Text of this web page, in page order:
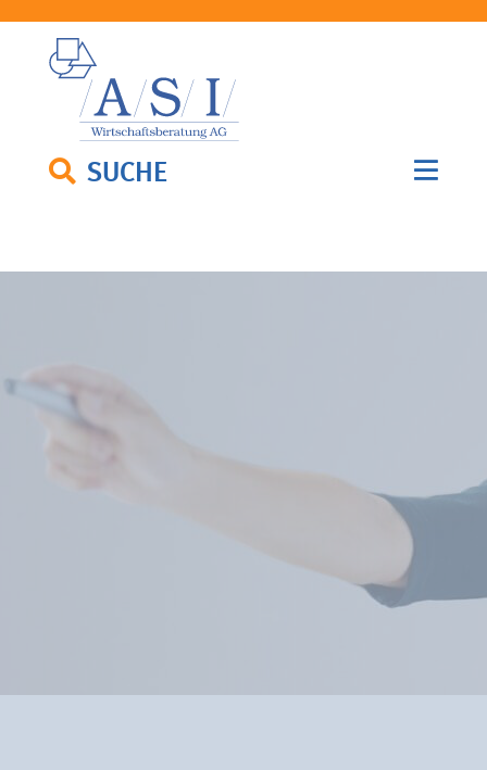
SUCHE